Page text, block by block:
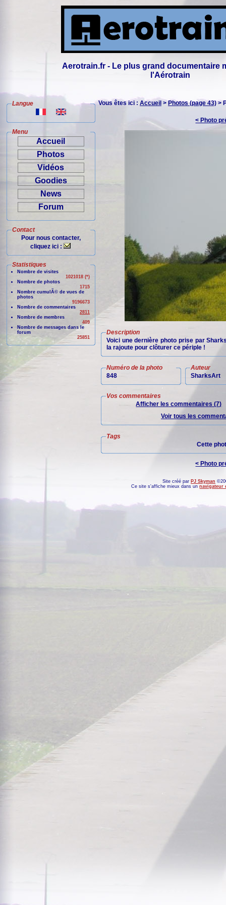
Aerotrain.fr - Le plus grand documentaire
l'Aérotrain
Langue
Menu
Accueil
Photos
Vidéos
Goodies
News
Forum
Contact
Pour nous contacter,
cliquez ici :
Statistiques
Nombre de visites
1021018 (*)
Nombre de photos
1715
Nombre cumulÃ© de vues de
photos
9196673
Nombre de commentaires
2811
Nombre de membres
409
Nombre de messages dans le
forum
25851
Vous êtes ici : Accueil > Photos (page 43) >
< Photo
Description
Voici une dernière photo prise par
la rajoute pour clôturer ce périple !
Numéro de la photo
848
Auteur
SharksArt
Vos commentaires
Afficher les commentaires (7)
Voir tous les
Tags
Cette
< Photo
Site créé par PJ Skyman
Ce site s'affiche mieux dans unnavigateur